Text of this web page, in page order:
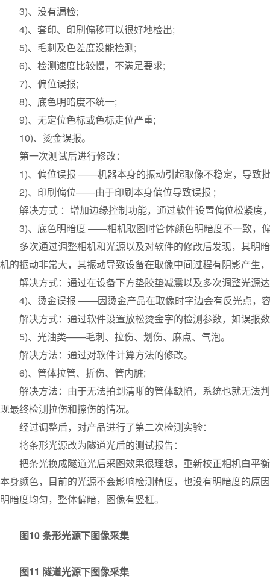
3)、没有漏检;
4)、套印、印刷偏移可以很好地检出;
5)、毛刺及色差度没能检测;
6)、检测速度比较慢，不满足要求;
7)、偏位误报;
8)、底色明暗度不统一;
9)、无定位色标或色标走位严重;
10)、烫金误报。
第一次测试后进行修改：
1)、偏位误报 ——机器本身的振动引起取像不稳定，导致
2)、印刷偏位——由于印刷本身偏位导致误报 ;
解决方式 ：增加边缘控制功能，通过软件设置偏位松紧度
3)、底色明暗度 ——相机取图时管体颜色明暗度不一致，
多次通过调整相机和光源以及对软件的修改后发现，其明
机的振动非常大，其振动导致设备在取像中间过程有阴影产生
解决方式：通过在设备下方垫胶垫减震以及多次调整光源
4)、烫金误报 ——因烫金产品在取像时字边会有反光点，
解决方式：通过软件设置放松烫金字的检测参数，如误报
5)、光油类——毛刺、拉伤、划伤、麻点、气泡。
解决方法：通过对软件计算方法的修改。
6)、管体拉管、折伤、管内脏;
解决方法：由于无法拍到清晰的管体缺陷，系统也就无法
现最终检测拉伤和擦伤的情况。
经过调整后，对产品进行了第二次检测实验：
将条形光源改为隧道光后的测试报告：
把条光换成隧道光后采图效果很理想，重新校正相机白平
本身颜色，目前的光源不会影响检测精度，也没有明暗度的原
明暗度均匀，整体偏暗，图像有竖杠。
图10 条形光源下图像采集
图11 隧道光源下图像采集